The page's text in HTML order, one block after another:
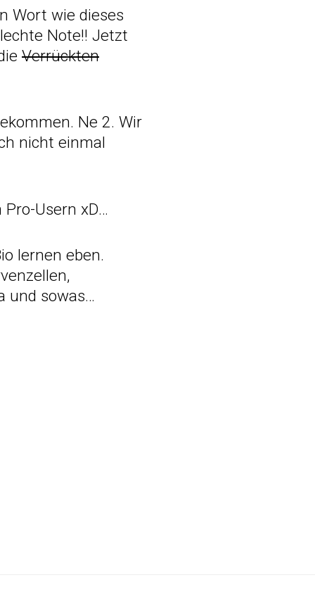
Wort wie dieses
Note!! Jetzt
Verrückten
Ne 2. Wir
nicht einmal
Usern xD…
lernen eben.
und sowas…